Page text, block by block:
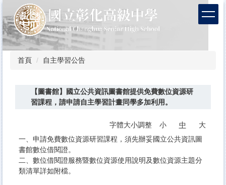
到
主
要
內
首頁 自主學習公告
【圖書館】國立公共資訊圖書館提供免費數位資源研
習課程，請申請自主學習計畫同學多加利用。
字體大小調整 小 中
大
一、申請免費數位資源研習課程，須先辦妥國立公共資訊圖
書館數位借閱證。
二、數位借閱證服務暨數位資源使用說明及數位資源主題分
類清單詳如附檔。